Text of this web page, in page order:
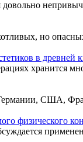
довольно
но
в
хранится
Германии, США,
физического